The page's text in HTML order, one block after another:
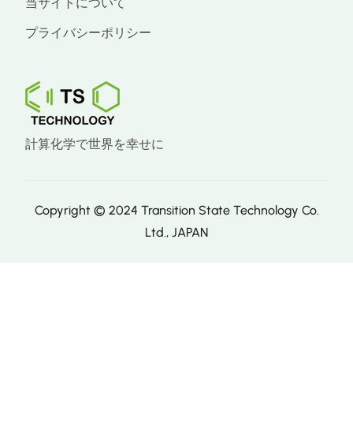
プライバシーポリシー
計算化学で世界を幸せに
Copyright © 2024 Transition State Technology Co.
Ltd., JAPAN